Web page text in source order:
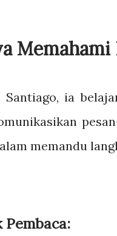
Memahami
Santiago, ia
memandu